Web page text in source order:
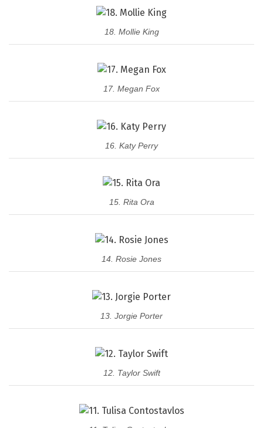
18. Mollie King
17. Megan Fox
16. Katy Perry
15. Rita Ora
14. Rosie Jones
13. Jorgie Porter
12. Taylor Swift